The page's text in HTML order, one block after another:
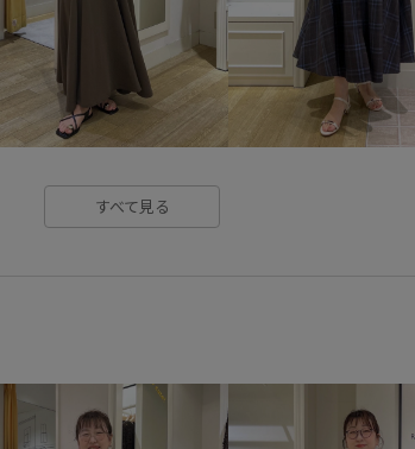
体型カバー 冷んやり
接触冷感 柔らかい風合い
すべて見る